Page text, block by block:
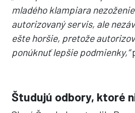
mladého klampiara
autorizovaný servis, ale
ešte horšie, pretože
ponúknuť lepšie podmienky,“
Študujú odbory, ktoré